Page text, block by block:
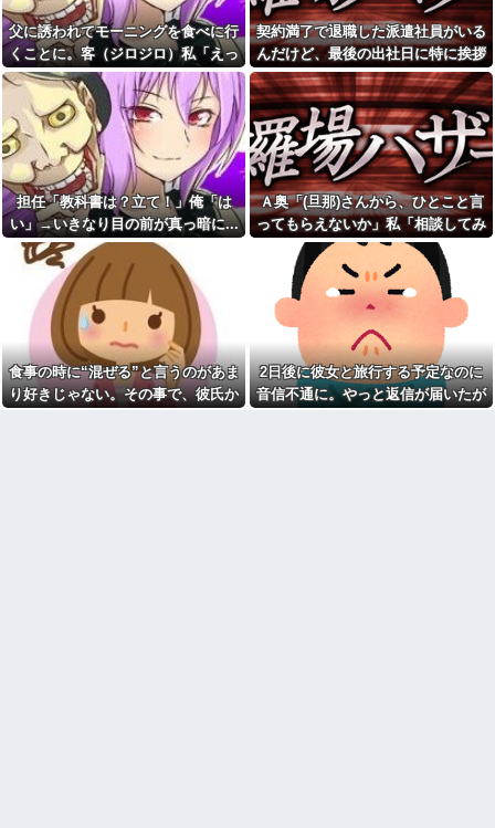
【悲報】山本太郎さん、政治
に興味なかった
【超絶悲報】東科大医学部卒
の美人YouTuberさん、直美でコ
メント欄が炎上してしまう…
【画像】最新の浜辺美波さ
ん、ガチのマジで可愛過ぎてワ
イらをドキドキさせてしまうw w
w w w w w
【画像】付き合いたて彼女
「ごめーんちょびっツ散らかっ
てるけど上がって～！」←お前
らだったらコレ別れる
か？？？？？
転校生と仲良くなってその子
の家に遊びに行ったら私が小さ
い頃に撮った写真があった
高齢独身彼女無しなのが不思
議ってよく言われるけど、女と
人付き合いとかめんどくさすぎ
る
【画像】嫁の浮気が発覚。中
学生になる子供たちに離婚理由
は話した方がいい？
【衝撃】ネットで出会った年
下熱血大学生、姉の浮気相手に
ｗｗｗその結末がヤバすぎｗｗ
ｗｗ
【悲報】神田うの、51歳で薄
毛治療を告白「高校生の時から
薄い」
【悲報】神田うの、51歳で薄
毛治療を告白「高校生の時から
薄い」
上司に新聞取らないと言った
ら 上司「どうやって経済情報と
か手に入れるんだ」ぼく「別に
Yahooニュースとかで良いじゃ
ないんですか。新聞取ること自
体が前時代的ですよ」→
【絶句】托卵された子を育て
ていたが、元嫁の正体がヤバす
ぎたｗｗｗｗ
【反抗期】娘が水筒をぶん投
げ私の手の甲にヒット。私
「(泣)」娘「うっぜーな、泣くな
ら自分の部屋へいけ」私「手が
腫れて痛い」→手を見せると…
父に誘われてモーニングを食べに行
くことに。客（ジロジロ）私「えっ
何？」店員「見ての通りの状況なの
で…」→まさかの対応をされて...
契約満了で退職した派遣社員がいる
んだけど、最後の出社日に特に挨拶
も菓子折りもなにもなく...
担任「教科書は？立て！」俺「は
い」→いきなり目の前が真っ暗に...
Ａ奥「(旦那)さんから、ひとこと言
ってもらえないか」私「相談してみ
る」→ 人がおかしくなった瞬間を目
の前で見て...
食事の時に“混ぜる”と言うのがあま
り好きじゃない。その事で、彼氏か
2日後に彼女と旅行する予定なのに
音信不通に。やっと返信が届いたが